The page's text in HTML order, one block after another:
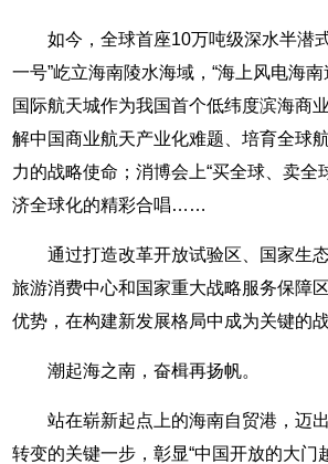
如今，全球首座10万吨级深水半潜
一号”屹立海南陵水海域，“海上风电海
国际航天城作为我国首个低纬度滨海商
解中国商业航天产业化难题、培育全球
力的战略使命；消博会上“买全球、卖全
济全球化的精彩合唱……
通过打造改革开放试验区、国家生
旅游消费中心和国家重大战略服务保障
优势，在构建新发展格局中成为关键的战
潮起海之南，奋楫再扬帆。
站在崭新起点上的海南自贸港，迈
转变的关键一步，彰显“中国开放的大门